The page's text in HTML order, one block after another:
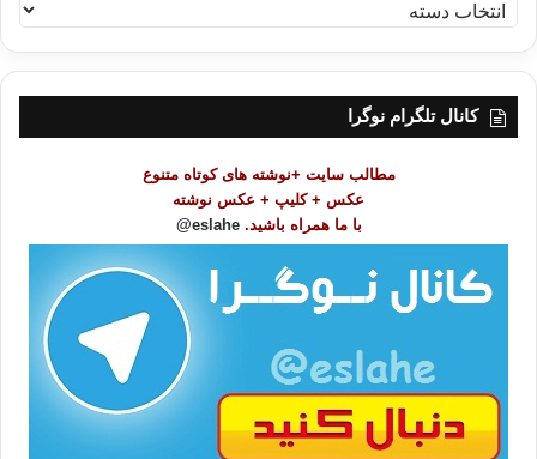
ه
ر
کانال تلگرام نوگرا
مطالب سایت +نوشته های کوتاه متنوع
عکس + کلیپ + عکس نوشته
با ما همراه باشید. eslahe@